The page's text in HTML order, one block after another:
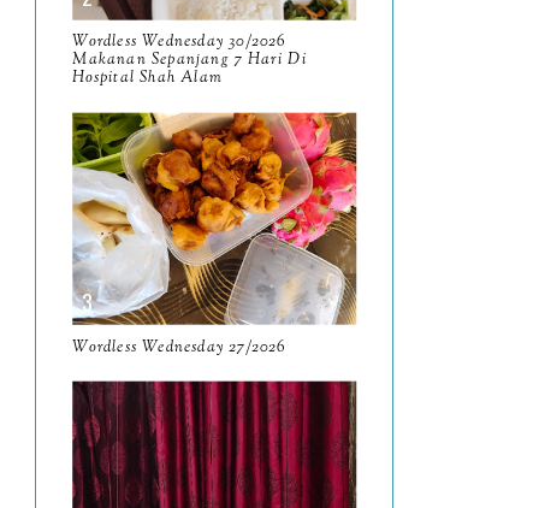
March11
February
January14
2024130
December19
November12
October
September13
August9
July 12
Wordless Wednesday 30/2026
Makanan Sepanjang 7 Hari Di
Hospital Shah Alam
Wordless Wednesday 27/2026